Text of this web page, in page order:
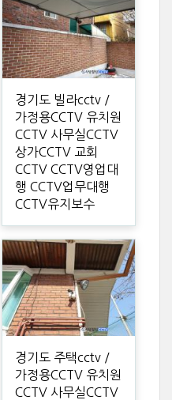
경기도 빌라cctv /
가정용CCTV 유치원
CCTV 사무실CCTV
상가CCTV 교회
CCTV CCTV영업대
행 CCTV업무대행
CCTV유지보수
경기도 주택cctv /
가정용CCTV 유치원
CCTV 사무실CCTV